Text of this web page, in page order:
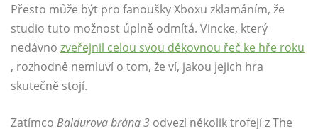
Přesto může být pro fanoušky Xboxu zklamáním, že
studio tuto možnost úplně odmítá. Vincke, který
nedávno zveřejnil celou svou děkovnou řeč ke hře roku
, rozhodně nemluví o tom, že ví, jakou jejich hra
skutečně stojí.
Zatímco Baldurova brána 3 odvezl několik trofejí z The